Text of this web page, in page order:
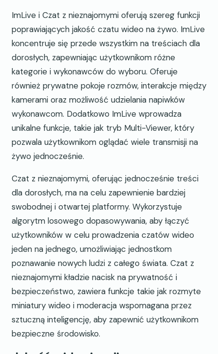
ImLive i Czat z nieznajomymi oferują szereg funkcji
poprawiających jakość czatu wideo na żywo. ImLive
koncentruje się przede wszystkim na treściach dla
dorosłych, zapewniając użytkownikom różne
kategorie i wykonawców do wyboru. Oferuje
również prywatne pokoje rozmów, interakcje między
kamerami oraz możliwość udzielania napiwków
wykonawcom. Dodatkowo ImLive wprowadza
unikalne funkcje, takie jak tryb Multi-Viewer, który
pozwala użytkownikom oglądać wiele transmisji na
żywo jednocześnie.
Czat z nieznajomymi, oferując jednocześnie treści
dla dorosłych, ma na celu zapewnienie bardziej
swobodnej i otwartej platformy. Wykorzystuje
algorytm losowego dopasowywania, aby łączyć
użytkowników w celu prowadzenia czatów wideo
jeden na jednego, umożliwiając jednostkom
poznawanie nowych ludzi z całego świata. Czat z
nieznajomymi kładzie nacisk na prywatność i
bezpieczeństwo, zawiera funkcje takie jak rozmyte
miniatury wideo i moderacja wspomagana przez
sztuczną inteligencję, aby zapewnić użytkownikom
bezpieczne środowisko.